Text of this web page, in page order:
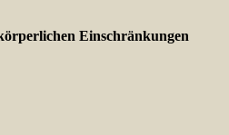
Einschränkungen